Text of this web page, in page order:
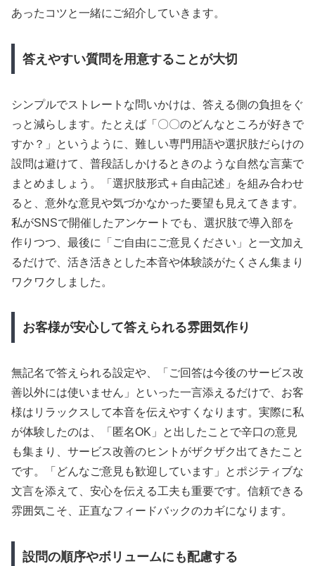
あったコツと一緒にご紹介していきます。
答えやすい質問を用意することが大切
シンプルでストレートな問いかけは、答える側の負担をぐ
っと減らします。たとえば「〇〇のどんなところが好きで
すか？」というように、難しい専門用語や選択肢だらけの
設問は避けて、普段話しかけるときのような自然な言葉で
まとめましょう。「選択肢形式＋自由記述」を組み合わせ
ると、意外な意見や気づかなかった要望も見えてきます。
私がSNSで開催したアンケートでも、選択肢で導入部を
作りつつ、最後に「ご自由にご意見ください」と一文加え
るだけで、活き活きとした本音や体験談がたくさん集まり
ワクワクしました。
お客様が安心して答えられる雰囲気作り
無記名で答えられる設定や、「ご回答は今後のサービス改
善以外には使いません」といった一言添えるだけで、お客
様はリラックスして本音を伝えやすくなります。実際に私
が体験したのは、「匿名OK」と出したことで辛口の意見
も集まり、サービス改善のヒントがザクザク出てきたこと
です。「どんなご意見も歓迎しています」とポジティブな
文言を添えて、安心を伝える工夫も重要です。信頼できる
雰囲気こそ、正直なフィードバックのカギになります。
設問の順序やボリュームにも配慮する